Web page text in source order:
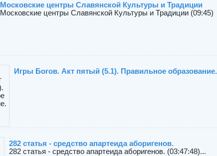
Московские центры Славянской Культуры и Традиции
Московские центры Славянской Культуры и Традиции (09:45)
Игры Богов. Акт пятый (5.1). Правильное
282 статья - средство апартеида аборигенов.
282 статья - средство апартеида аборигенов. (03:47:48)...